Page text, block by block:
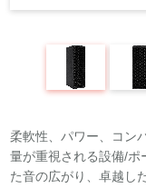
柔軟性、パワー、コン
量が重視される設備/ポ
た音の広がり、卓越し